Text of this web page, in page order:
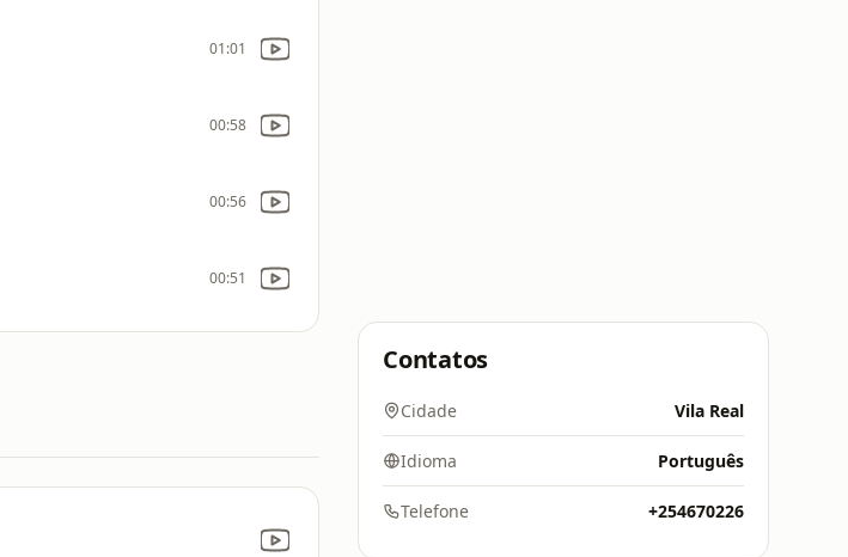
01:01
00:58
00:56
00:51
Contatos
Cidade Vila Real
Idioma Português
Telefone +254670226